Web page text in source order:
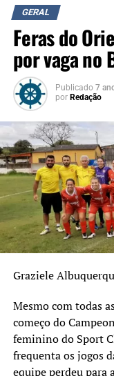
GERAL
Feras do
por vaga no
Publicado 7
por Redação
Graziele
Mesmo com todas
começo do
feminino do Sport
frequenta os jogos
equipe perdeu para